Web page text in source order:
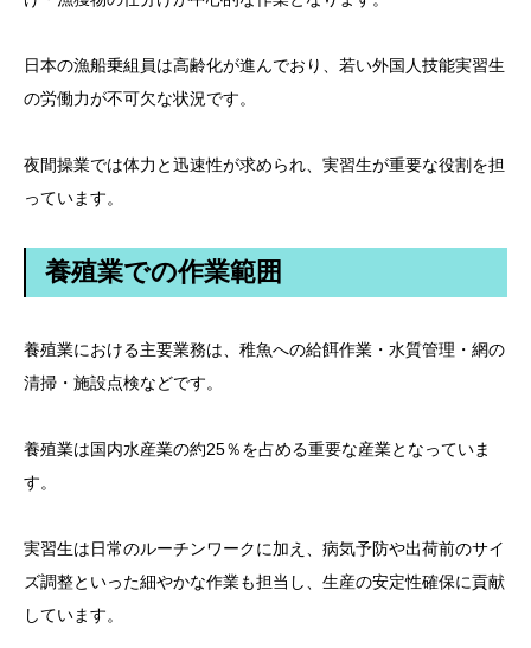
日本の漁船乗組員は高齢化が進んでおり、若い外国人技能実習生
の労働力が不可欠な状況です。
夜間操業では体力と迅速性が求められ、実習生が重要な役割を担
っています。
養殖業での作業範囲
養殖業における主要業務は、稚魚への給餌作業・水質管理・網の
清掃・施設点検などです。
養殖業は国内水産業の約25％を占める重要な産業となっていま
す。
実習生は日常のルーチンワークに加え、病気予防や出荷前のサイ
ズ調整といった細やかな作業も担当し、生産の安定性確保に貢献
しています。